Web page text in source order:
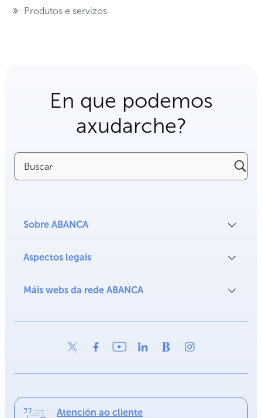
Produtos e servizos
En que podemos
axudarche?
Buscar
Sobre ABANCA
Aspectos legais
Máis webs da rede ABANCA
Atención ao cliente